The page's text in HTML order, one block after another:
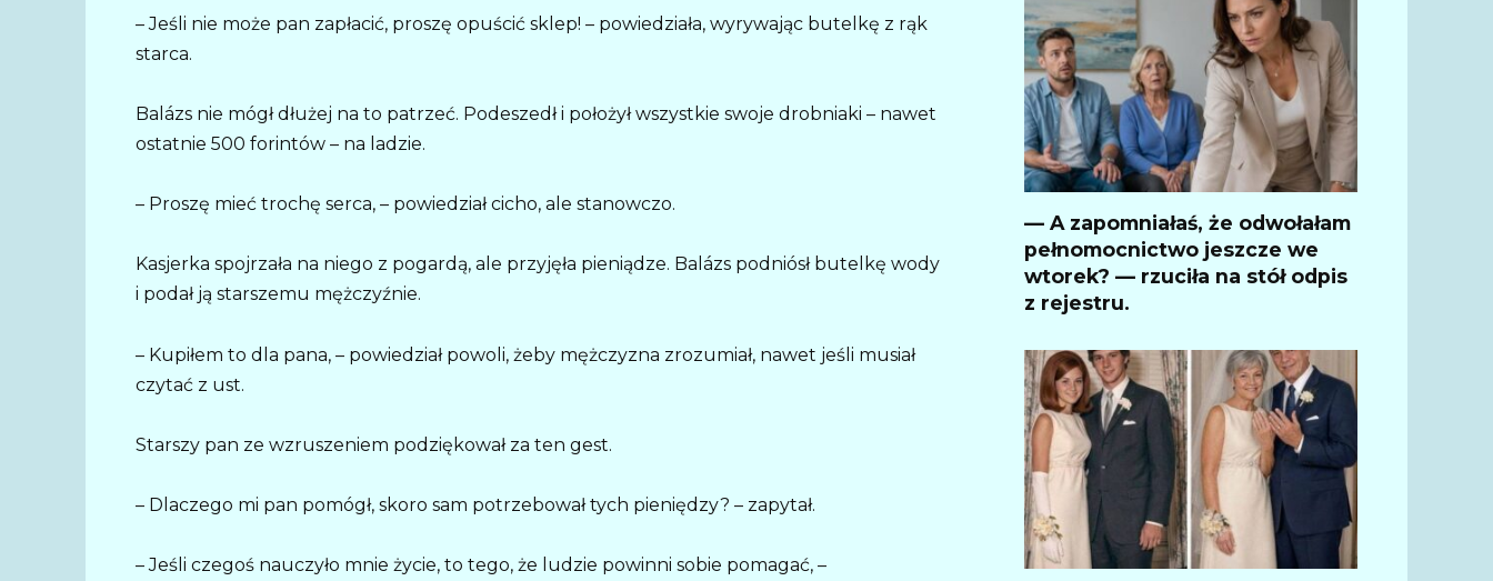
– Jeśli nie może pan zapłacić, proszę opuścić sklep! – powiedziała, wyrywając butelkę z rąk
starca.
Balázs nie mógł dłużej na to patrzeć. Podeszedł i położył wszystkie swoje drobniaki – nawet
ostatnie 500 forintów – na ladzie.
– Proszę mieć trochę serca, – powiedział cicho, ale stanowczo.
Kasjerka spojrzała na niego z pogardą, ale przyjęła pieniądze. Balázs podniósł butelkę wody
i podał ją starszemu mężczyźnie.
– Kupiłem to dla pana, – powiedział powoli, żeby mężczyzna zrozumiał, nawet jeśli musiał
czytać z ust.
Starszy pan ze wzruszeniem podziękował za ten gest.
– Dlaczego mi pan pomógł, skoro sam potrzebował tych pieniędzy? – zapytał.
– Jeśli czegoś nauczyło mnie życie, to tego, że ludzie powinni sobie pomagać, –
— A zapomniałaś, że odwołałam
pełnomocnictwo jeszcze we
wtorek? — rzuciła na stół odpis
z rejestru.